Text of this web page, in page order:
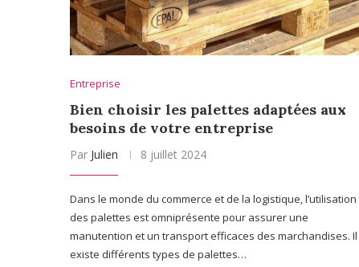
Entreprise
Bien choisir les palettes adaptées aux
besoins de votre entreprise
Par Julien 8 juillet 2024
Dans le monde du commerce et de la logistique, l’utilisation
des palettes est omniprésente pour assurer une
manutention et un transport efficaces des marchandises. Il
existe différents types de palettes…